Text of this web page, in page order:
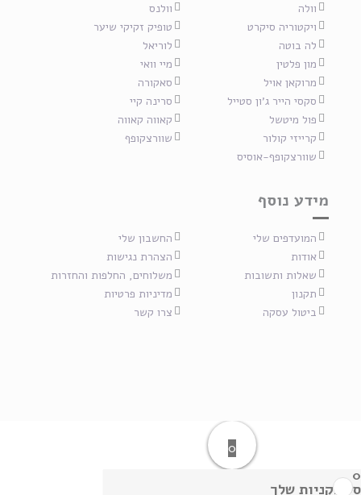
וולה
וולנס
ויקטוריה סיקרט
טופיק זקיקי שיער
לה בוטה
לוריאל
מון פלטין
מיי וואי
מרוקאן אויל
סאקורה
סקסי הייר ג'ון סטייל
סרינה קיי
פול מיטשל
קאווה קאווה
קרייזי קולור
שוורצקופף
שוורצקופף-אוסיס
מידע נוסף
המועדפים שלי
החשבון שלי
אודות
הצהרת נגישות
שאלות ותשובות
משלוחים, החלפות והחזרות
תקנון
מדיניות פרטיות
ביטול עסקה
צרו קשר
0
0
סל הקניות שלך